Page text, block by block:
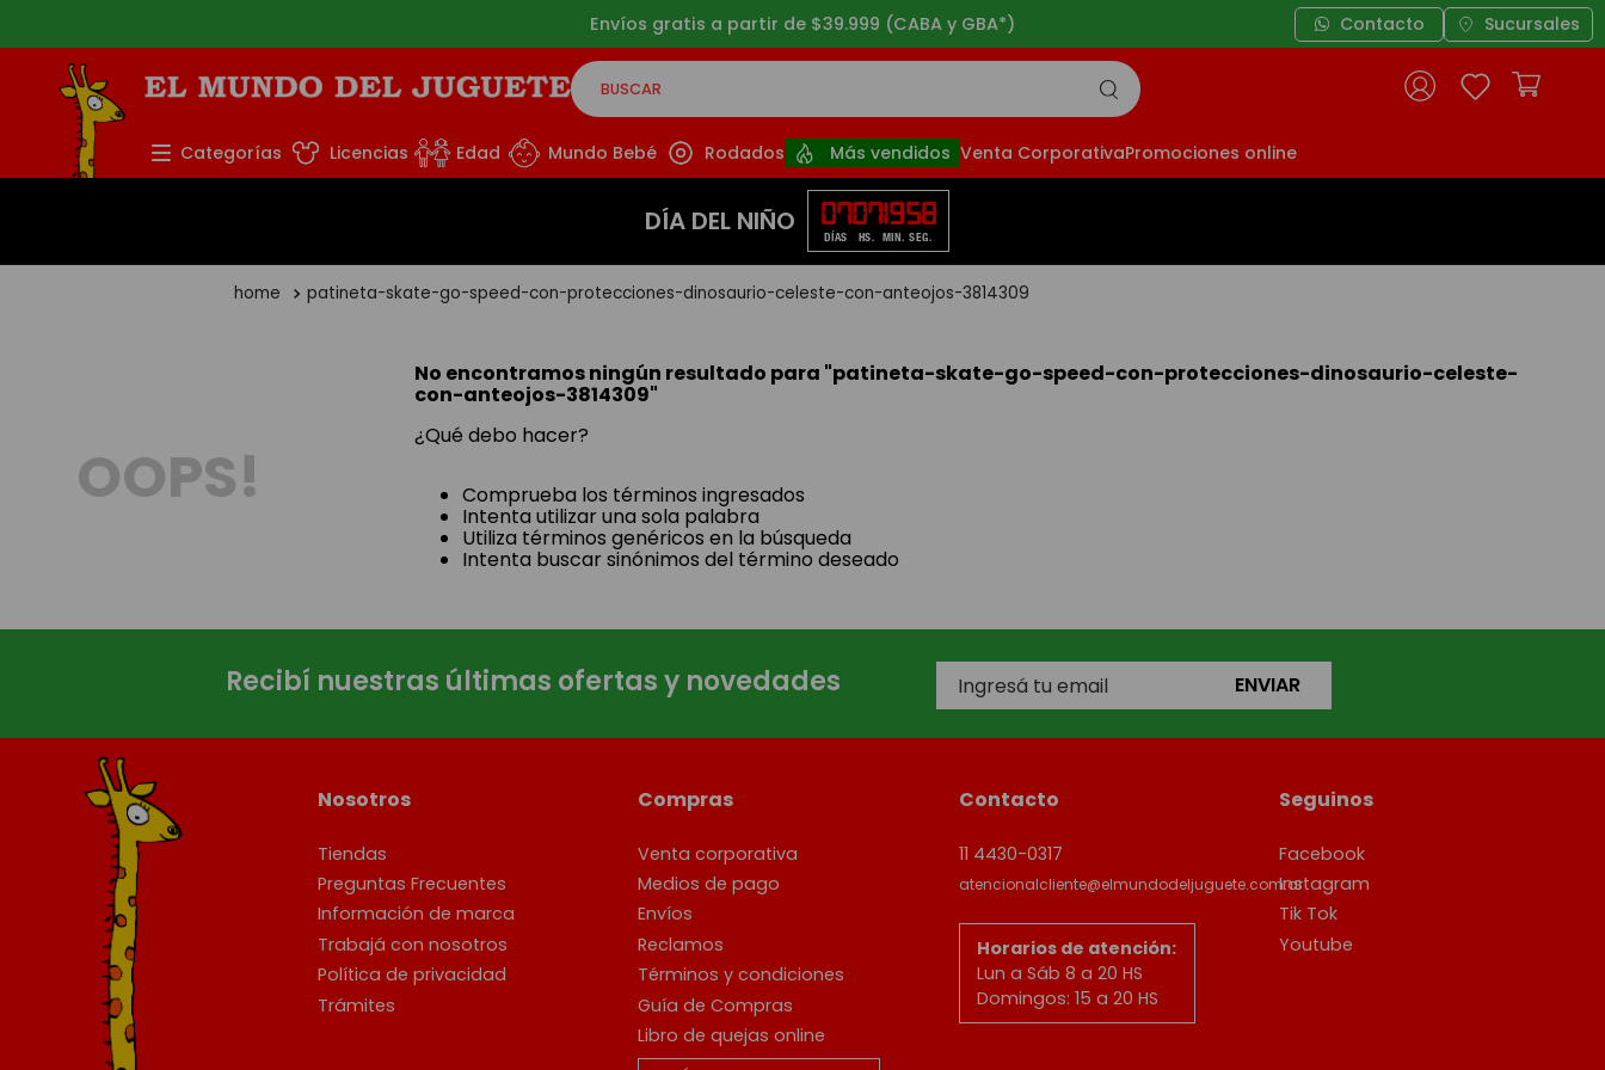
Envíos gratis a partir de $39.999 (CABA y GBA*) Contacto Sucursales
BUSCAR
Categorías Licencias Edad Mundo Bebé Rodados Más vendidos Venta CorporativaPromociones online
DÍA DEL NIÑO 07
DÍAS
07
HS.
19
MIN.
58
SEG.
patineta-skate-go-speed-con-protecciones-dinosaurio-celeste-con-anteojos-3814309
OOPS!
No encontramos ningún resultado para "patineta-skate-go-speed-con-protecciones-dinosaurio-celeste-
con-anteojos-3814309"
¿Qué debo hacer?
Comprueba los términos ingresados
Intenta utilizar una sola palabra
Utiliza términos genéricos en la búsqueda
Intenta buscar sinónimos del término deseado
Recibí nuestras últimas ofertas y novedades ENVIAR
Nosotros
Tiendas
Preguntas Frecuentes
Información de marca
Trabajá con nosotros
Política de privacidad
Trámites
Compras
Venta corporativa
Medios de pago
Envíos
Reclamos
Términos y condiciones
Guía de Compras
Libro de quejas online
Contacto
11 4430-0317
atencionalcliente@elmundodeljuguete.com.ar
Horarios de atención:
Lun a Sáb 8 a 20 HS
Domingos: 15 a 20 HS
Seguinos
Facebook
Instagram
Tik Tok
Youtube
TÉRMINOS MÁS BUSCADOS
1.
rompecabezas
3.
peluche
4.
monopatin